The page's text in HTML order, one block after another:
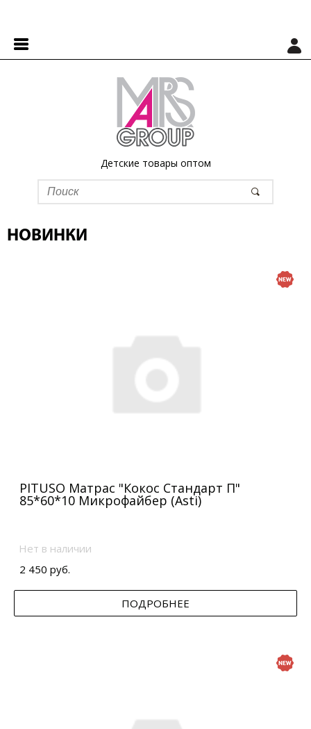
Детские товары оптом
НОВИНКИ
PITUSO Матрас "Кокос Стандарт П"
85*60*10 Микрофайбер (Asti)
Нет в наличии
2 450 руб.
ПОДРОБНЕЕ